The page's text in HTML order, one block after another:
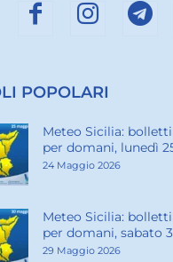
POPOLARI
Meteo Sicilia:
per domani, lunedì
24 Maggio 2026
Meteo Sicilia:
per domani, sabato
29 Maggio 2026